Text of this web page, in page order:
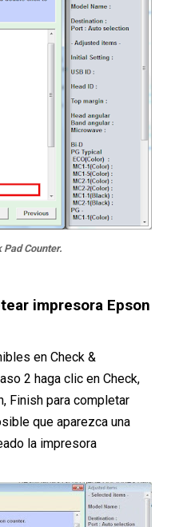
Pad Counter.
impresora Epson
en Check &
2 haga clic en Check,
Finish para completar
que aparezca una
la impresora